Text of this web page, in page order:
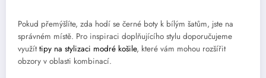
Pokud přemýšlíte, zda hodí se černé boty k bílým šatům, jste na
správném místě. Pro inspiraci doplňujícího stylu doporučujeme
využíttipy na stylizaci modré košile, které vám mohou rozšířit
obzory v oblasti kombinací.